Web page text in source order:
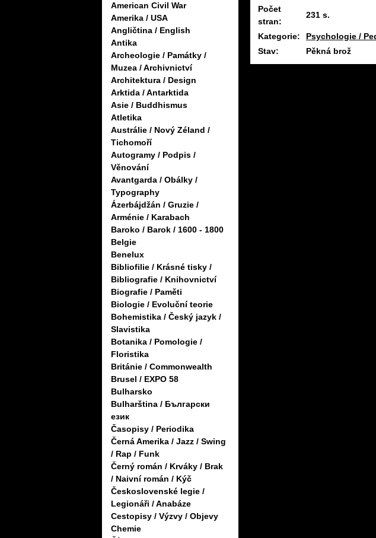
American Civil War
Amerika / USA
Angličtina / English
Antika
Archeologie / Památky /
Muzea / Archivnictví
Architektura / Design
Arktida / Antarktida
Asie / Buddhismus
Atletika
Austrálie / Nový Zéland /
Tichomoří
Autogramy / Podpis /
Věnování
Avantgarda / Obálky /
Typography
Ázerbájdžán / Gruzie /
Arménie / Karabach
Baroko / Barok / 1600 - 1800
Belgie
Benelux
Bibliofilie / Krásné tisky /
Bibliografie / Knihovnictví
Biografie / Paměti
Biologie / Evoluční teorie
Bohemistika / Český jazyk /
Slavistika
Botanika / Pomologie /
Floristika
Británie / Commonwealth
Brusel / EXPO 58
Bulharsko
Bulharština / Български
език
Časopisy / Periodika
Černá Amerika / Jazz / Swing
/ Rap / Funk
Černý román / Krváky / Brak
/ Naivní román / Kýč
Československé legie /
Legionáři / Anabáze
Cestopisy / Výzvy / Objevy
Chemie
Počet
stran:
231 s.
Kategorie:
Psychologie /
Stav:
Pěkná brož